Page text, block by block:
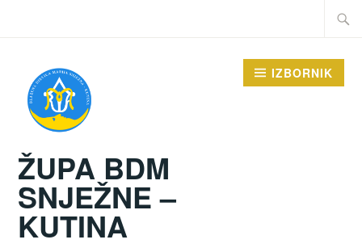
Traži:
ŽUPA BDM
SNJEŽNE –
KUTINA
IZBORNIK